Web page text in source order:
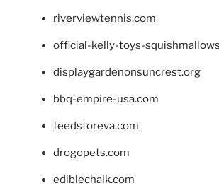
riverviewtennis.com
official-kelly-toys-
displaygardenonsuncrest.org
bbq-empire-usa.com
feedstoreva.com
drogopets.com
ediblechalk.com